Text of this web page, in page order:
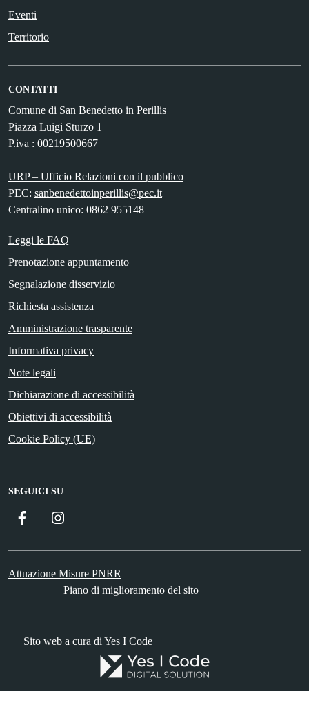
Eventi
Territorio
CONTATTI
Comune di San Benedetto in Perillis
Piazza Luigi Sturzo 1
P.iva : 00219500667
URP – Ufficio Relazioni con il pubblico
PEC: sanbenedettoinperillis@pec.it
Centralino unico: 0862 955148
Leggi le FAQ
Prenotazione appuntamento
Segnalazione disservizio
Richiesta assistenza
Amministrazione trasparente
Informativa privacy
Note legali
Dichiarazione di accessibilità
Obiettivi di accessibilità
Cookie Policy (UE)
SEGUICI SU
Facebook
Attuazione Misure PNRR
Piano di miglioramento del sito
Sito web a cura di Yes I Code